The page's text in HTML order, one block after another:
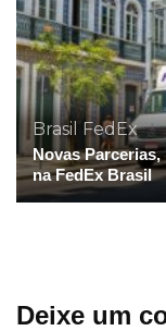
Brasil FedEx
Novas
na FedEx Brasil
Deixe um